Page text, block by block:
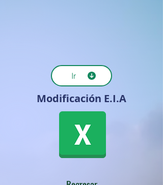
Ir
Modificación E.I.A